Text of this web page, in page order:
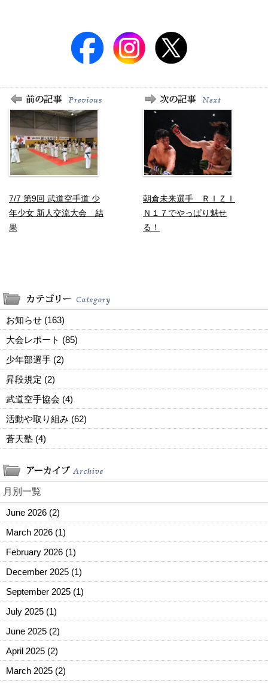
7/7 第9回 武道空手道 少
年少女 新人交流大会 結
果
朝倉未来選手 ＲＩＺＩ
Ｎ１７でやっぱり魅せ
る！
お知らせ (163)
大会レポート (85)
少年部選手 (2)
昇段規定 (2)
武道空手協会 (4)
活動や取り組み (62)
蒼天塾 (4)
月別一覧
June 2026 (2)
March 2026 (1)
February 2026 (1)
December 2025 (1)
September 2025 (1)
July 2025 (1)
June 2025 (2)
April 2025 (2)
March 2025 (2)